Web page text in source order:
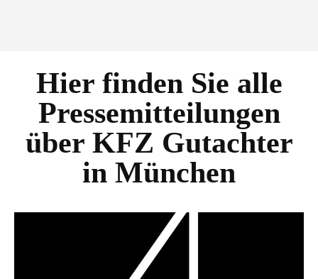
Hier finden Sie alle
Pressemitteilungen
über KFZ Gutachter
in München